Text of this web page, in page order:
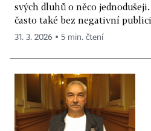
svých dluhů o něco
často také bez negativní
31. 3. 2026 ▪ 5 min. čtení